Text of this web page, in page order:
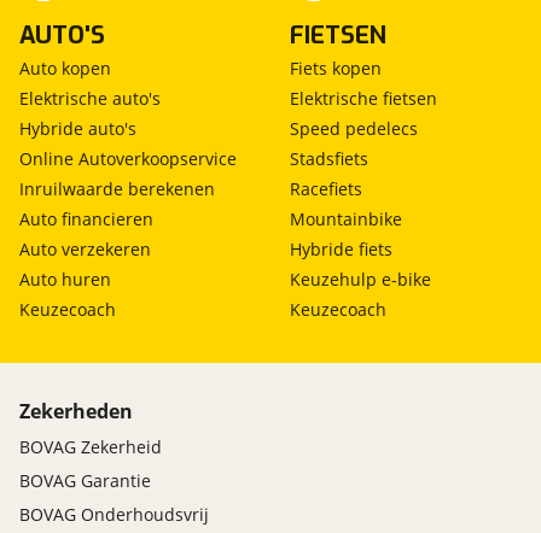
AUTO'S
Auto kopen
Elektrische auto's
Hybride auto's
Online Autoverkoopservice
Inruilwaarde berekenen
Auto financieren
Auto verzekeren
Auto huren
Keuzecoach
FIETSEN
Fiets kopen
Elektrische fietsen
Speed pedelecs
Stadsfiets
Racefiets
Mountainbike
Hybride fiets
Keuzehulp e-bike
Keuzecoach
Zekerheden
BOVAG Zekerheid
BOVAG Garantie
BOVAG Onderhoudsvrij